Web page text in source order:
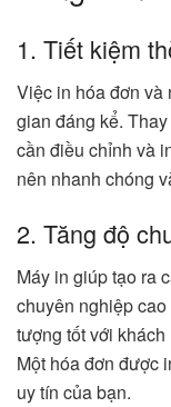
1. Tiết kiệm
Việc in hóa đơn và
gian đáng kể.
cần điều chỉnh và
nên nhanh chóng
2. Tăng độ
Máy in giúp tạo ra
chuyên nghiệp
tượng tốt với
Một hóa đơn được
uy tín của bạn.